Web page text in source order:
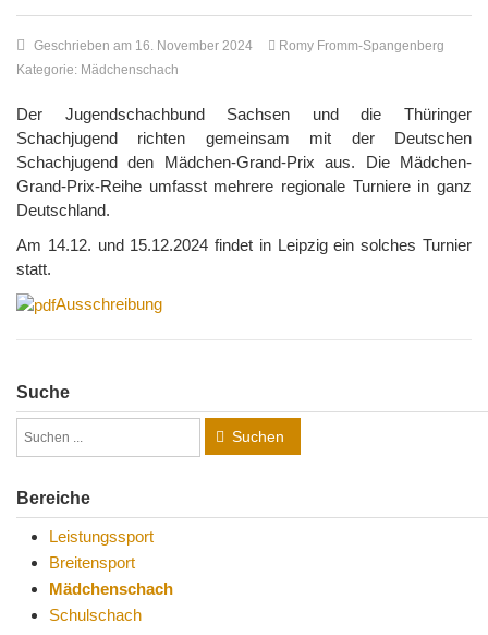
Geschrieben am 16. November 2024
Romy Fromm-Spangenberg
Kategorie: Mädchenschach
Der Jugendschachbund Sachsen und die Thüringer
Schachjugend richten gemeinsam mit der Deutschen
Schachjugend den Mädchen-Grand-Prix aus. Die Mädchen-
Grand-Prix-Reihe umfasst mehrere regionale Turniere in ganz
Deutschland.
Am 14.12. und 15.12.2024 findet in Leipzig ein solches Turnier
statt.
Ausschreibung
Suche
Suchen
Bereiche
Leistungssport
Breitensport
Mädchenschach
Schulschach